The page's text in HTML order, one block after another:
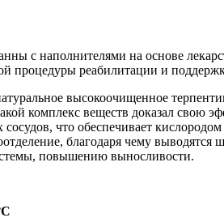
с наполнителями на основе
процедуры реабилитации и
высокоочищенное
комплекс веществ доказал свою
что обеспечивает
благодаря чему
повышению выносливости.